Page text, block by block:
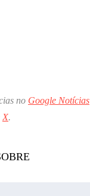
no Google Notícias
X.